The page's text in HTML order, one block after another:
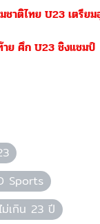
ชาติไทย U23 เตรีย
ย ศึก U23 ชิงแชมป์
Sports
ม่เกิน 23 ปี